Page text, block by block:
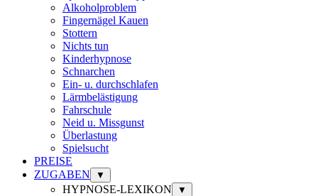
Alkoholproblem
Fingernägel Kauen
Stottern
Nichts tun
Kinderhypnose
Schnarchen
Ein- u. durchschlafen
Lärmbelästigung
Fahrschule
Neid u. Missgunst
Überlastung
Spielsucht
PREISE
ZUGABEN
▼
HYPNOSE-LEXIKON ▼